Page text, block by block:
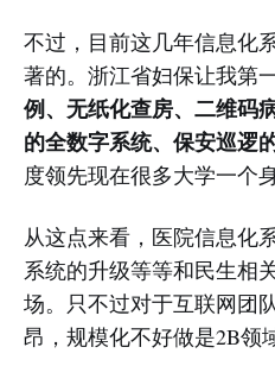
不过，目前这几年信息化
著的。浙江省妇保让我第
例、无纸化查房、二维码
的全数字系统、保安巡逻
度领先现在很多大学一个身
从这点来看，医院信息化
系统的升级等等和民生相
场。只不过对于互联网团
昂，规模化不好做是2B领